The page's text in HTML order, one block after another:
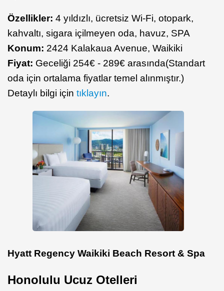
Özellikler: 4 yıldızlı, ücretsiz Wi-Fi, otopark,
kahvaltı, sigara içilmeyen oda, havuz, SPA
Konum: 2424 Kalakaua Avenue, Waikiki
Fiyat: Geceliği 254€ - 289€ arasında(Standart
oda için ortalama fiyatlar temel alınmıştır.)
Detaylı bilgi için tıklayın.
Hyatt Regency Waikiki Beach Resort & Spa
Honolulu Ucuz Otelleri